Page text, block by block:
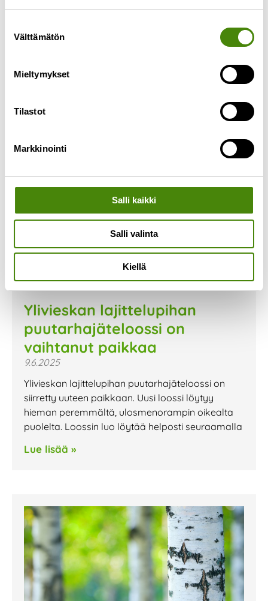
valinta
Välttämätön
Mieltymykset
Tilastot
Markkinointi
Salli kaikki
Salli valinta
Kiellä
Aurinko paistaa, grilli käy kuumana ja piknik-viltti
levitetään nurmikolle. Mutta mitä jos tänä kesänä
kevennettäisiin myös jätteen määrää? Pienillä
Lue lisää »
Ylivieskan lajittelupihan
puutarhajäteloossi on
vaihtanut paikkaa
9.6.2025
Ylivieskan lajittelupihan puutarhajäteloossi on
siirretty uuteen paikkaan. Uusi loossi löytyy
hieman peremmältä, ulosmenorampin oikealta
puolelta. Loossin luo löytää helposti seuraamalla
Lue lisää »